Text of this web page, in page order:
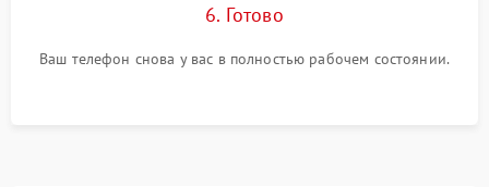
6. Готово
Ваш телефон снова у вас в полностью рабочем состоянии.